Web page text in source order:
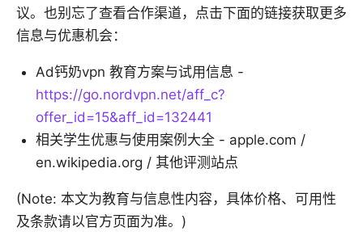
议。也别忘了查看合作渠道，点击下面的链接获取更多
信息与优惠机会：
Ad钙奶vpn 教育方案与试用信息 -
https://go.nordvpn.net/aff_c?
offer_id=15&aff_id=132441
相关学生优惠与使用案例大全 - apple.com /
en.wikipedia.org / 其他评测站点
(Note: 本文为教育与信息性内容，具体价格、可用性
及条款请以官方页面为准。)